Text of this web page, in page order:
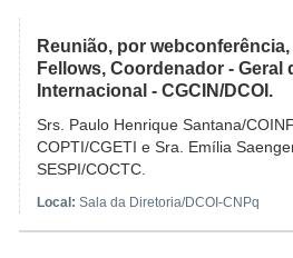
Reunião, por
Fellows, Coordenador - Geral
Internacional - CGCIN/DCOI.
Srs. Paulo Henrique Santana/
COPTI/CGETI e Sra. Emília
SESPI/COCTC.
Local: Sala da Diretoria/DCOI-CNPq